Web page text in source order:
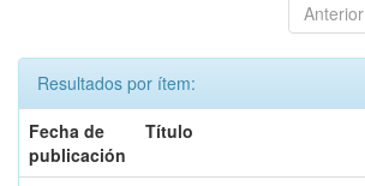
Anterior
Resultados por ítem:
Fecha de
publicación
Título